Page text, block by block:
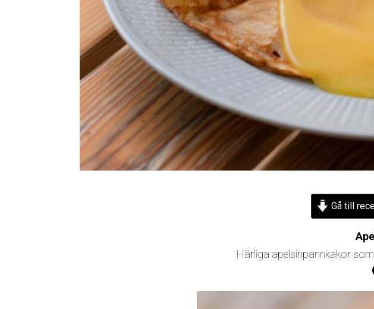
Gå till
Härliga apelsinpannkakor